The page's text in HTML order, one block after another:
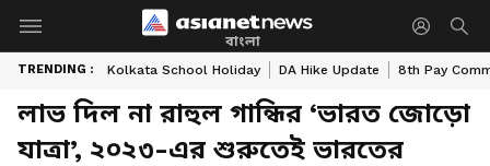
বাংলা
TRENDING : Kolkata School Holiday DA Hike Update 8th Pay
লাভ দিল না রাহুল গান্ধির ‘ভারত জোড়ো
যাত্রা’, ২০২৩-এর শুরুতেই ভারতের